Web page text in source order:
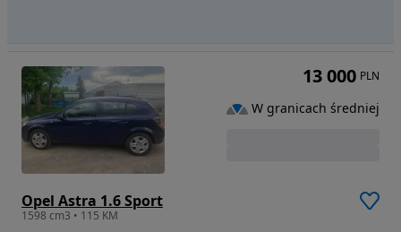
Opel Astra 1.6 Sport
1598 cm3 • 115 KM
13 000 PLN
W granicach średniej